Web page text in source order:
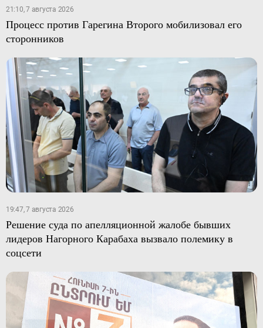
21:10, 7 августа 2026
Процесс против Гарегина Второго мобилизовал его
сторонников
19:47, 7 августа 2026
Решение суда по апелляционной жалобе бывших
лидеров Нагорного Карабаха вызвало полемику в
соцсети